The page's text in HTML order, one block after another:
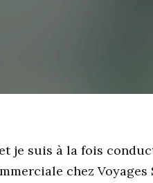
je suis à la fois
chez Voyages